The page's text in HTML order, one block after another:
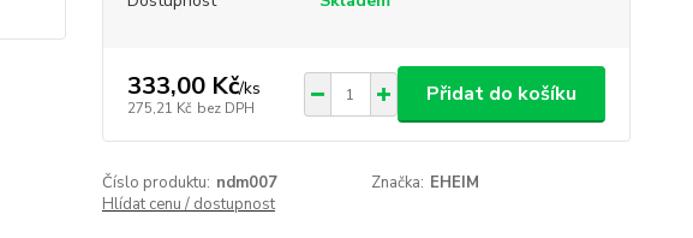
333,00 Kč/ks
275,21 Kč bez DPH
Přidat do košíku
Číslo produktu: ndm007 Značka: EHEIM
Hlídat cenu / dostupnost